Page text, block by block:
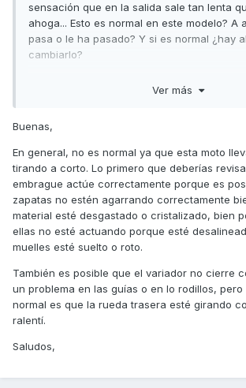
sensación que en la salida sale tan lenta
ahoga... Esto es normal en este modelo? A
pasa o le ha pasado? Y si es normal ¿hay
cambiarlo?
Ver más
Buenas,
En general, no es normal ya que esta moto
tirando a corto. Lo primero que deberías
embrague actúe correctamente porque es
zapatas no estén agarrando correctamente
material esté desgastado o cristalizado, bien
ellas no esté actuando porque esté
muelles esté suelto o roto.
También es posible que el variador no cierre
un problema en las guías o en lo rodillos,
normal es que la rueda trasera esté girando
ralentí.
Saludos,